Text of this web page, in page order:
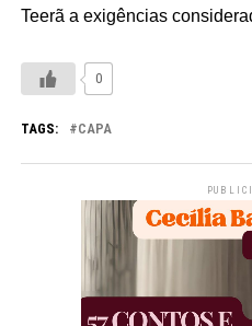
Teerã a exigências
0
TAGS: CAPA